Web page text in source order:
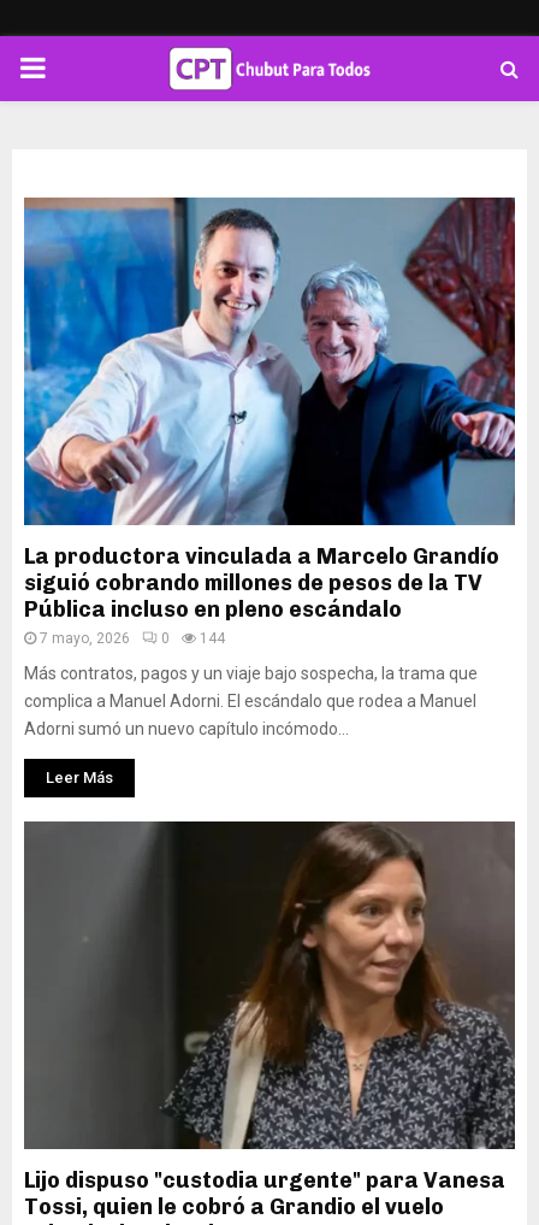
PRIMARY
La productora vinculada a Marcelo Grandío
siguió cobrando millones de pesos de la TV
Pública incluso en pleno escándalo
7 mayo, 2026 0 144
Más contratos, pagos y un viaje bajo sospecha, la trama que
complica a Manuel Adorni. El escándalo que rodea a Manuel
Adorni sumó un nuevo capítulo incómodo...
Leer Más
Lijo dispuso "custodia urgente" para Vanesa
Tossi, quien le cobró a Grandio el vuelo